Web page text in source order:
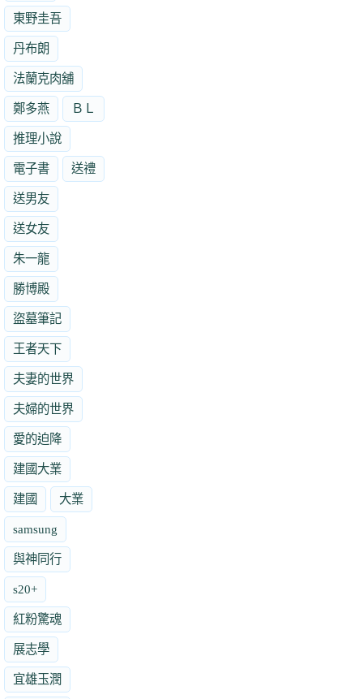
東野圭吾
丹布朗
法蘭克肉舖
鄭多燕 ＢＬ
推理小說
電子書 送禮
送男友
送女友
朱一龍
勝博殿
盜墓筆記
王者天下
夫妻的世界
夫婦的世界
愛的迫降
建國大業
建國 大業
samsung
與神同行
s20+
紅粉驚魂
展志學
宜雄玉潤